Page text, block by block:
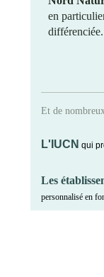
en
différenciée.
Et de
L'IUCN qui
Les
personnalisé en